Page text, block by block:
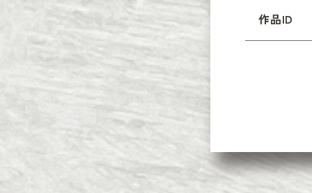
作品ID